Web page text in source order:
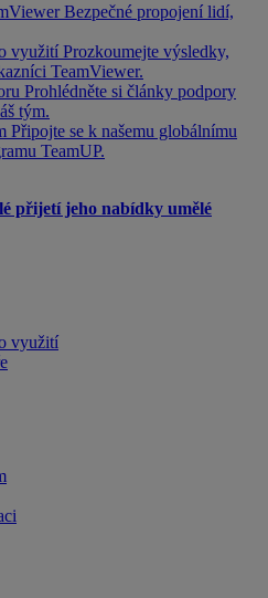
Bezpečné propojení lidí,
využití Prozkoumejte výsledky,
TeamViewer.
Prohlédněte si články podpory
tým.
Připojte se k našemu globálnímu
TeamUP.
přijetí jeho nabídky umělé
využití